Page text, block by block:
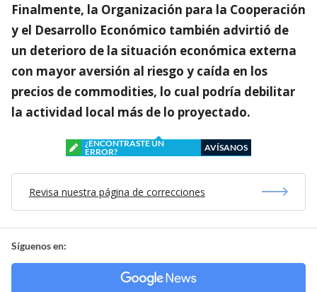
Finalmente, la Organización para la Cooperación
y el Desarrollo Económico también advirtió de
un deterioro de la situación económica externa
con mayor aversión al riesgo y caída en los
precios de commodities, lo cual podría debilitar
la actividad local más de lo proyectado.
¿ENCONTRASTE UN
ERROR?
AVÍSANOS
Revisa nuestra página de correcciones
Síguenos en: